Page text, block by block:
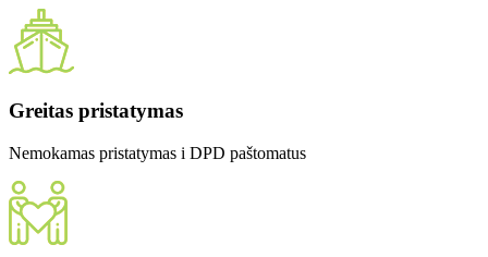
Greitas pristatymas
Nemokamas pristatymas i DPD paštomatus